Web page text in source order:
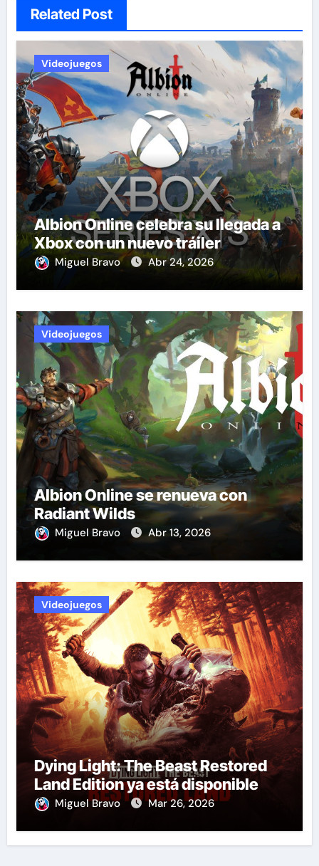
Related Post
Videojuegos
Albion Online celebra su llegada a
Xbox con un nuevo tráiler
Miguel Bravo Abr 24, 2026
Videojuegos
Albion Online se renueva con
Radiant Wilds
Miguel Bravo Abr 13, 2026
Videojuegos
Dying Light: The Beast Restored
Land Edition ya está disponible
Miguel Bravo Mar 26, 2026